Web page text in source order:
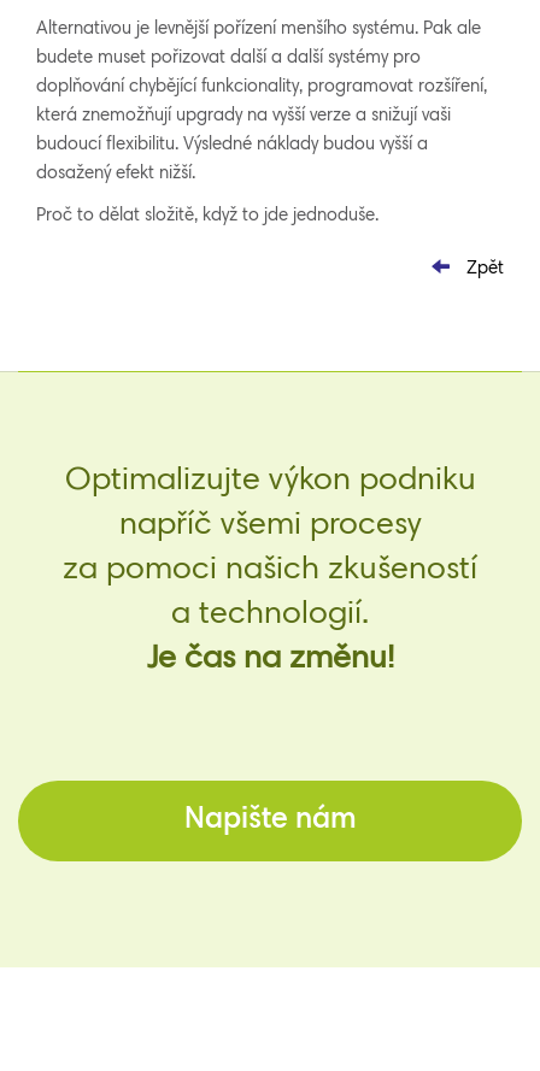
Alternativou je levnější pořízení menšího systému. Pak ale
budete muset pořizovat další a další systémy pro
doplňování chybějící funkcionality, programovat rozšíření,
která znemožňují upgrady na vyšší verze a snižují vaši
budoucí flexibilitu. Výsledné náklady budou vyšší a
dosažený efekt nižší.
Proč to dělat složitě, když to jde jednoduše.
Zpět
Optimalizujte výkon podniku
napříč všemi procesy
za pomoci našich zkušeností
a technologií.
Je čas na změnu!
Napište nám